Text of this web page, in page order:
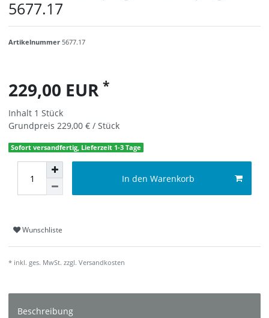
5677.17
Artikelnummer 5677.17
229,00 EUR *
Inhalt 1 Stück
Grundpreis 229,00 € / Stück
Sofort versandfertig, Lieferzeit 1-3 Tage
In den Warenkorb
Wunschliste
* inkl. ges. MwSt. zzgl. Versandkosten
Beschreibung